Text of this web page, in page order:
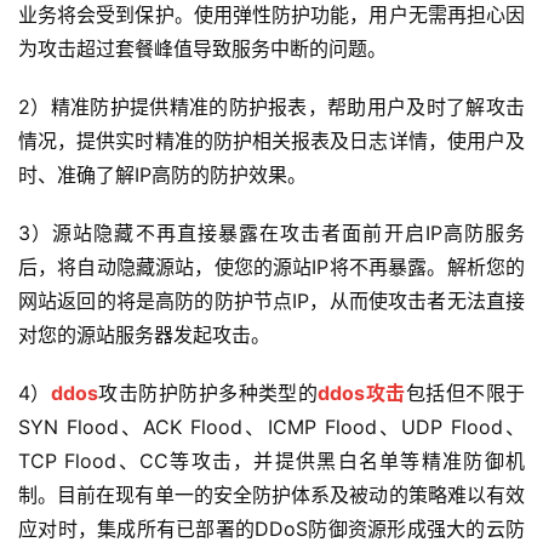
业务将会受到保护。使用弹性防护功能，用户无需再担心因
为攻击超过套餐峰值导致服务中断的问题。
2）精准防护提供精准的防护报表，帮助用户及时了解攻击
情况，提供实时精准的防护相关报表及日志详情，使用户及
时、准确了解IP高防的防护效果。
3）源站隐藏不再直接暴露在攻击者面前开启IP高防服务
后，将自动隐藏源站，使您的源站IP将不再暴露。解析您的
网站返回的将是高防的防护节点IP，从而使攻击者无法直接
对您的源站服务器发起攻击。
4） ddos攻击防护防护多种类型的ddos攻击包括但不限于
SYN Flood、ACK Flood、ICMP Flood、UDP Flood、
TCP Flood、CC等攻击，并提供黑白名单等精准防御机
制。目前在现有单一的安全防护体系及被动的策略难以有效
应对时，集成所有已部署的DDoS防御资源形成强大的云防